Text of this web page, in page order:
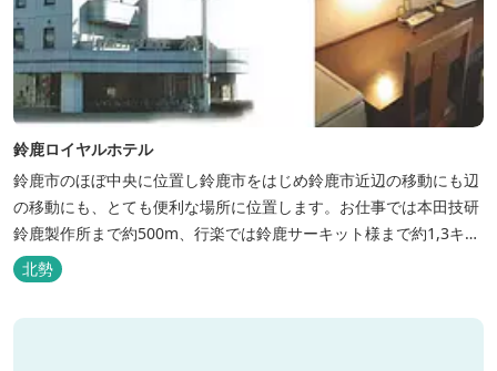
鈴鹿ロイヤルホテル
鈴鹿市のほぼ中央に位置し鈴鹿市をはじめ鈴鹿市近辺の移動にも辺
の移動にも、とても便利な場所に位置します。お仕事では本田技研
鈴鹿製作所まで約500m、行楽では鈴鹿サーキット様まで約1,3キ
ロ、スポーツ行事では鈴鹿スポーツガーデン様まで約3キロととて
も近い場所にあります。亀山市へのアクセスも便利でシャープ亀山
北勢